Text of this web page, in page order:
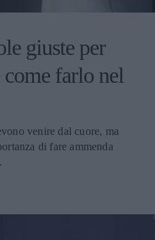
giuste per
come farlo nel
venire dal cuore, ma
di fare ammenda